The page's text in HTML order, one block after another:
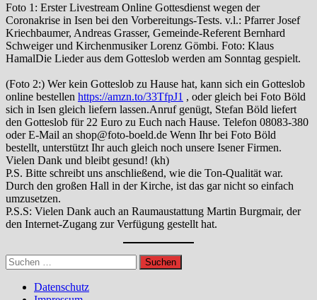
Foto 1: Erster Livestream Online Gottesdienst wegen der
Coronakrise in Isen bei den Vorbereitungs-Tests. v.l.: Pfarrer Josef
Kriechbaumer, Andreas Grasser, Gemeinde-Referent Bernhard
Schweiger und Kirchenmusiker Lorenz Gömbi. Foto: Klaus
HamalDie Lieder aus dem Gotteslob werden am Sonntag gespielt.
(Foto 2:) Wer kein Gotteslob zu Hause hat, kann sich ein Gotteslob
online bestellen https://amzn.to/33TfpJ1 , oder gleich bei Foto Böld
sich in Isen gleich liefern lassen.Anruf genügt, Stefan Böld liefert
den Gotteslob für 22 Euro zu Euch nach Hause. Telefon 08083-380
oder E-Mail an shop@foto-boeld.de Wenn Ihr bei Foto Böld
bestellt, unterstützt Ihr auch gleich noch unsere Isener Firmen.
Vielen Dank und bleibt gesund! (kh)
P.S. Bitte schreibt uns anschließend, wie die Ton-Qualität war.
Durch den großen Hall in der Kirche, ist das gar nicht so einfach
umzusetzen.
P.S.S: Vielen Dank auch an Raumaustattung Martin Burgmair, der
den Internet-Zugang zur Verfügung gestellt hat.
Suchen
nach:
Datenschutz